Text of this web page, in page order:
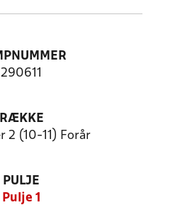
290611
RÆKKE
2 (10-11) Forår
PULJE
Pulje 1